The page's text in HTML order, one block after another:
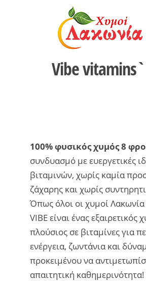
Vibe
100% φυσικός χυμός 8
συνδυασμό με ευεργετικές
βιταμινών, χωρίς καμία
ζάχαρης και χωρίς
Όπως όλοι οι χυμοί Λακωνία
VIBE είναι ένας εξαιρετικός
πλούσιος σε βιταμίνες για
ενέργεια, ζωντάνια και
προκειμένου να
απαιτητική καθημερινότητα!​